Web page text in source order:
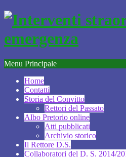
Menu Principale
Home
Contatti
Storia del Convitto
Rettori del Passato
Albo Pretorio online
Atti pubblicati
Archivio storico
Il Rettore D.S.
Collaboratori del D. S. 2014/